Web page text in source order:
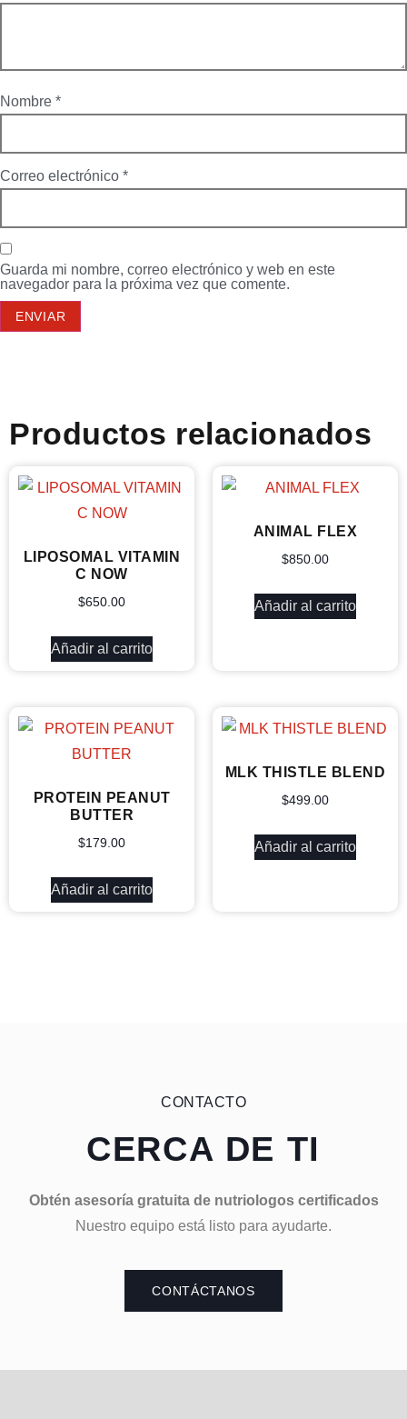
Nombre *
Correo electrónico *
Guarda mi nombre, correo electrónico y web en este
navegador para la próxima vez que comente.
Productos relacionados
LIPOSOMAL VITAMIN
C NOW
$650.00
Añadir al carrito
ANIMAL FLEX
$850.00
Añadir al carrito
PROTEIN PEANUT
BUTTER
$179.00
Añadir al carrito
MLK THISTLE BLEND
$499.00
Añadir al carrito
CONTACTO
CERCA DE TI
Obtén asesoría gratuita de nutriologos certificados
Nuestro equipo está listo para ayudarte.
CONTÁCTANOS